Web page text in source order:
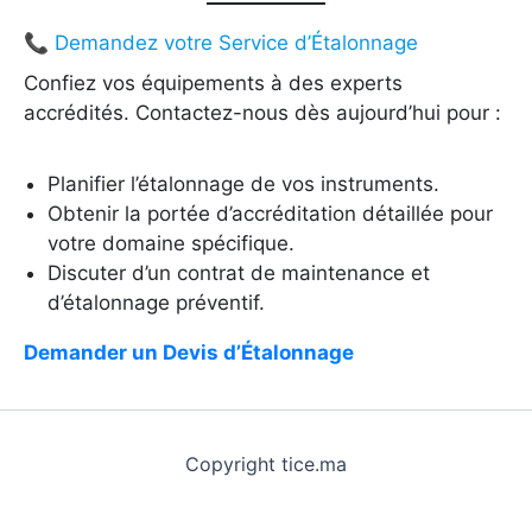
📞 Demandez votre Service d’Étalonnage
Confiez vos équipements à des experts
accrédités. Contactez-nous dès aujourd’hui pour :
Planifier l’étalonnage de vos instruments.
Obtenir la portée d’accréditation détaillée pour
votre domaine spécifique.
Discuter d’un contrat de maintenance et
d’étalonnage préventif.
Demander un Devis d’Étalonnage
Copyright tice.ma